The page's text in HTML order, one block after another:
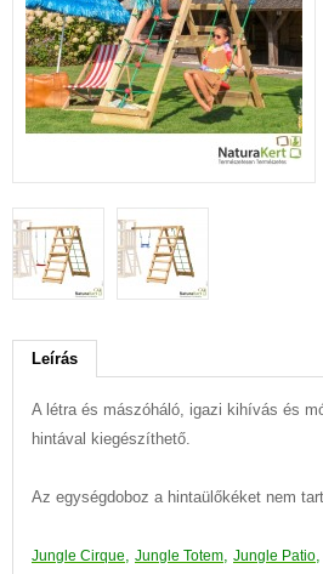
Leírás
A létra és mászóháló, igazi kihívás és
hintával kiegészíthető.
Az egységdoboz a hintaülőkéket nem
Jungle Cirque, Jungle Totem, Jungle Patio,